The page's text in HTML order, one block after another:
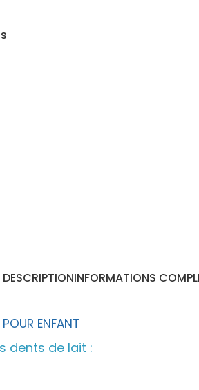
DESCRIPTIONINFORMATIONS
ENFANT
dents de lait :